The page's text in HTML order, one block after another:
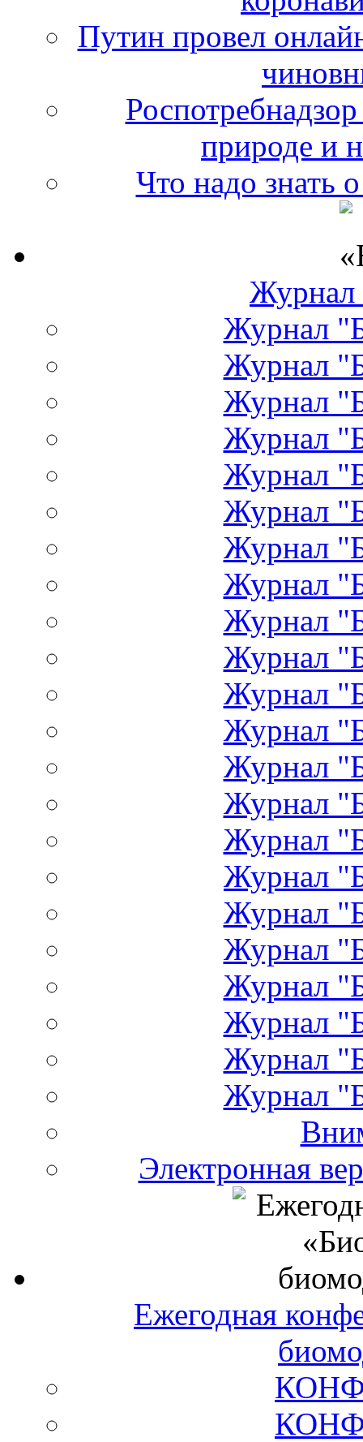
Путин провел
природе и
Что надо знать
Журнал
Журнал
Журнал
Журнал
Журнал
Журнал
Журнал
Журнал
Журнал
Журнал
Журнал
Журнал
Журнал
Журнал
Журнал
Журнал
Журнал
Журнал
Журнал
Журнал
Журнал
Журнал
Журнал
Электронная
Ежегодная